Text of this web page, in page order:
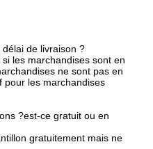
de livraison ?
les marchandises sont en
ne sont pas en
pour les marchandises
?est-ce gratuit ou en
gratuitement mais ne